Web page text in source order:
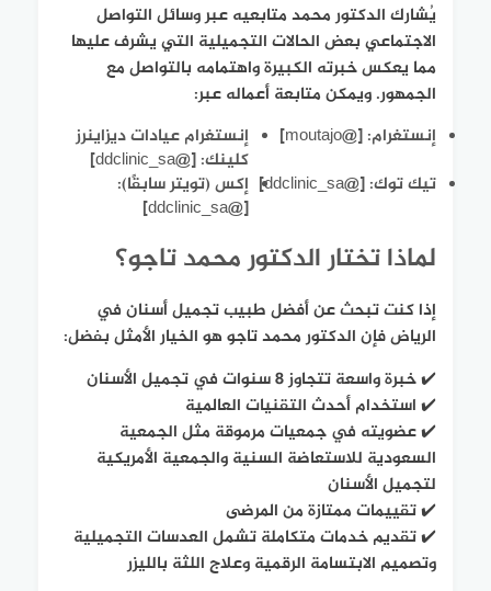
يُشارك الدكتور محمد متابعيه عبر وسائل التواصل
الاجتماعي بعض الحالات التجميلية التي يشرف عليها
مما يعكس خبرته الكبيرة واهتمامه بالتواصل مع
الجمهور. ويمكن متابعة أعماله عبر:
إنستغرام: [@moutajo]
إنستغرام عيادات ديزاينرز
كلينك: [@ddclinic_sa]
تيك توك: [@ddclinic_sa]
إكس (تويتر سابقًا):
[@ddclinic_sa]
لماذا تختار الدكتور محمد تاجو؟
إذا كنت تبحث عن أفضل طبيب تجميل أسنان في
الرياض فإن الدكتور محمد تاجو هو الخيار الأمثل بفضل:
✔️ خبرة واسعة تتجاوز 8 سنوات في تجميل الأسنان
✔️ استخدام أحدث التقنيات العالمية
✔️ عضويته في جمعيات مرموقة مثل الجمعية
السعودية للاستعاضة السنية والجمعية الأمريكية
لتجميل الأسنان
✔️ تقييمات ممتازة من المرضى
✔️ تقديم خدمات متكاملة تشمل العدسات التجميلية
وتصميم الابتسامة الرقمية وعلاج اللثة بالليزر